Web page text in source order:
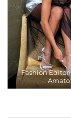
Fashion